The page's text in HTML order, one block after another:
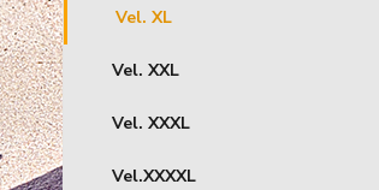
Vel. XL
Vel. XXL
Vel. XXXL
Vel.XXXXL